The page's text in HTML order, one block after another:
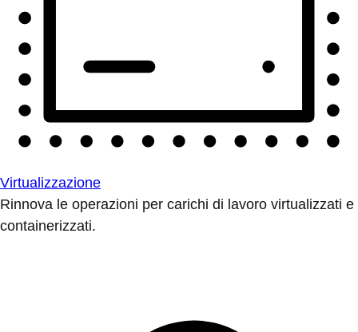
Virtualizzazione
Rinnova le operazioni per carichi di lavoro virtualizzati e
containerizzati.